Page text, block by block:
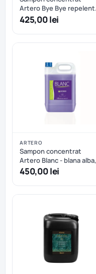
Artero Bye Bye repelent
si antiparazitant pentru
caini - 5 L
425,00 lei
ARTERO
Sampon concentrat
Artero Blanc - blana alba,
neagra sau gri - 5 L
450,00 lei